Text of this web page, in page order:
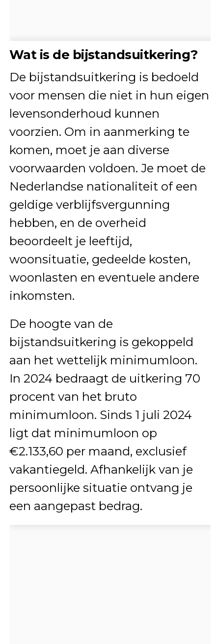
Wat is de bijstandsuitkering?
De bijstandsuitkering is bedoeld
voor mensen die niet in hun eigen
levensonderhoud kunnen
voorzien. Om in aanmerking te
komen, moet je aan diverse
voorwaarden voldoen. Je moet de
Nederlandse nationaliteit of een
geldige verblijfsvergunning
hebben, en de overheid
beoordeelt je leeftijd,
woonsituatie, gedeelde kosten,
woonlasten en eventuele andere
inkomsten.
De hoogte van de
bijstandsuitkering is gekoppeld
aan het wettelijk minimumloon.
In 2024 bedraagt de uitkering 70
procent van het bruto
minimumloon. Sinds 1 juli 2024
ligt dat minimumloon op
€2.133,60 per maand, exclusief
vakantiegeld. Afhankelijk van je
persoonlijke situatie ontvang je
een aangepast bedrag.